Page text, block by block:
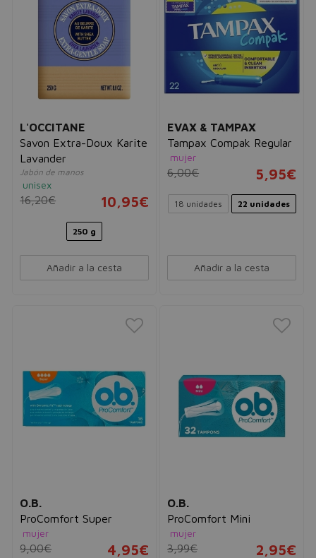
L'OCCITANE
Savon Extra-Doux Karite
Lavander
Jabón de manos
unisex
16,20€ 10,95€
250 g
Añadir a la cesta
EVAX & TAMPAX
Tampax Compak Regular
mujer
6,00€ 5,95€
18 unidades 22 unidades
Añadir a la cesta
O.B.
ProComfort Super
mujer
9,00€ 4,95€
O.B.
ProComfort Mini
mujer
3,99€ 2,95€